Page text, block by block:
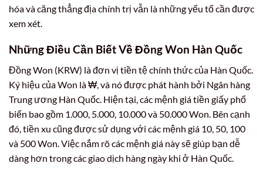
hóa và căng thẳng địa chính trị vẫn là những yếu tố cần được
xem xét.
Những Điều Cần Biết Về Đồng Won Hàn Quốc
Đồng Won (KRW) là đơn vị tiền tệ chính thức của Hàn Quốc.
Ký hiệu của Won là ₩, và nó được phát hành bởi Ngân hàng
Trung ương Hàn Quốc. Hiện tại, các mệnh giá tiền giấy phổ
biến bao gồm 1.000, 5.000, 10.000 và 50.000 Won. Bên cạnh
đó, tiền xu cũng được sử dụng với các mệnh giá 10, 50, 100
và 500 Won. Việc nắm rõ các mệnh giá này sẽ giúp bạn dễ
dàng hơn trong các giao dịch hàng ngày khi ở Hàn Quốc.